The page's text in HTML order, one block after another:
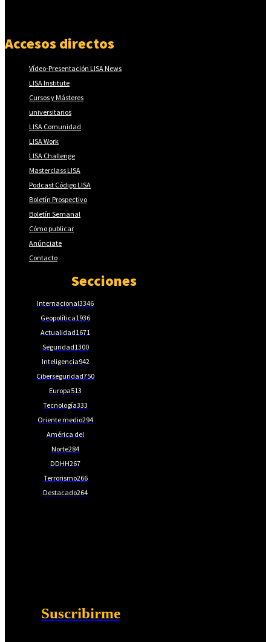
Accesos directos
Vídeo-Presentación LISA News
LISA Institute
Cursos y Másteres
universitarios
LISA Comunidad
LISA Work
LISA Challenge
Masterclass LISA
Podcast Código LISA
Boletín Prospectivo
Boletín Semanal
Cómo publicar
Anúnciate
Contacto
Secciones
Internacional3346
Geopolítica1936
Actualidad1671
Seguridad1300
Inteligencia942
Ciberseguridad750
Europa513
Tecnología333
Oriente medio294
América del
Norte284
DDHH267
Terrorismo266
Destacado264
Suscribirme